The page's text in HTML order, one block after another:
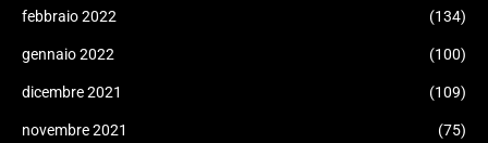
febbraio 2022 (134)
gennaio 2022 (100)
dicembre 2021 (109)
novembre 2021 (75)